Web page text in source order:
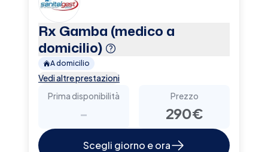
Rx Gamba (medico a
domicilio)
A domicilio
Vedi altre prestazioni
Prima disponibilità
-
Prezzo
290€
Scegli giorno e ora